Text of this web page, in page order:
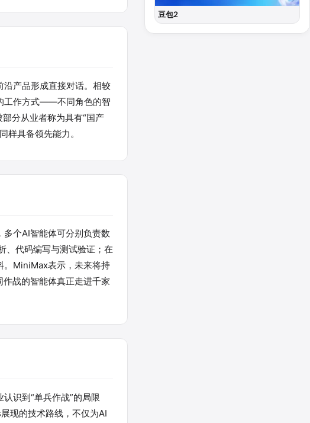
产品形成直接对话。相较
工作方式——不同角色的智
分从业者称为具有“国产
具备领先能力。
个AI智能体可分别负责数
、代码编写与测试验证；在
。MiniMax表示，未来将持
战的智能体真正走进千家
识到“单兵作战”的局限
现的技术路线，不仅为AI
豆包2